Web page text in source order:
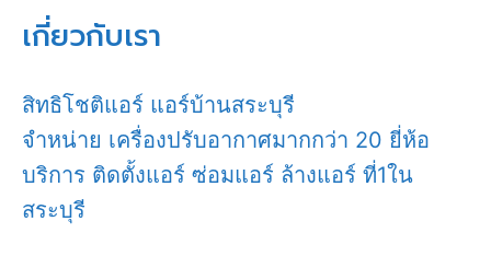
เกี่ยวกับเรา
สิทธิโชติแอร์ แอร์บ้านสระบุรี
จำหน่าย เครื่องปรับอากาศมากกว่า 20 ยี่ห้อ
บริการ ติดตั้งแอร์ ซ่อมแอร์ ล้างแอร์ ที่1ใน
สระบุรี